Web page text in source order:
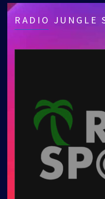
RADIO JUNGLE